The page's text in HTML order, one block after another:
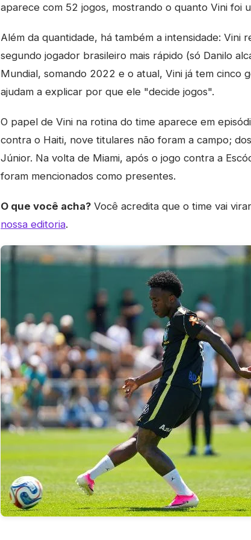
aparece com 52 jogos, mostrando o quanto Vini foi
Além da quantidade, há também a intensidade: Vini
segundo jogador brasileiro mais rápido (só Danilo
Mundial, somando 2022 e o atual, Vini já tem cinco
ajudam a explicar por que ele "decide jogos".
O papel de Vini na rotina do time aparece em
contra o Haiti, nove titulares não foram a campo;
Júnior. Na volta de Miami, após o jogo contra a
foram mencionados como presentes.
O que você acha? Você acredita que o time vai
nossa editoria.